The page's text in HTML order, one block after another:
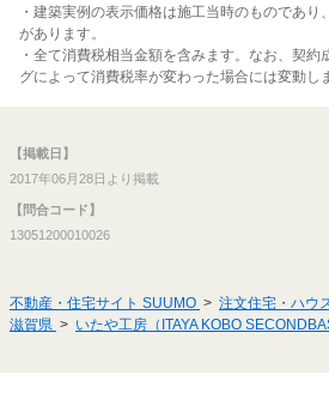
・建築実例の表示価格は施工当時のものであり
があります。
・全て消費税相当金額を含みます。なお、契約
グによって消費税率が変わった場合には変動し
【掲載日】
2017年06月28日より掲載
【問合コード】
13051200010026
不動産・住宅サイト SUUMO 注文住宅・ハウ
滋賀県
いたや工房（ITAYA KOBO